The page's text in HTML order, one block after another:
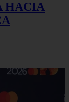
HACIA